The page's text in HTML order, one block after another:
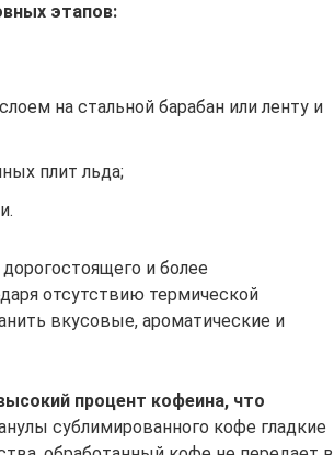
этапов:
на стальной барабан или ленту и
плит льда;
и более
отсутствию термической
вкусовые, ароматические и
процент кофеина, что
сублимированного кофе гладкие